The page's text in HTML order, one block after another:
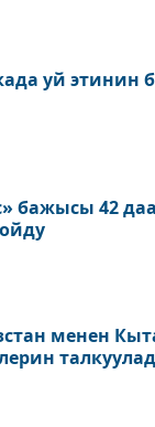
уй этинин
бажысы 42
менен